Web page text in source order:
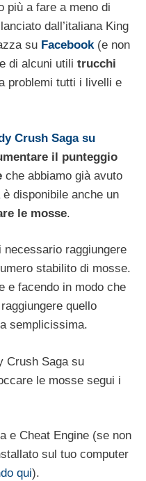
più a fare a meno di
lanciato dall’italiana King
su Facebook (e non
di alcuni utili trucchi
problemi tutti i livelli e
Crush Saga su
il punteggio
che abbiamo già avuto
disponibile anche un
le mosse.
necessario raggiungere
stabilito di mosse.
e facendo in modo che
quello
semplicissima.
Crush Saga su
le mosse segui i
e Cheat Engine (se non
sul tuo computer
qui).